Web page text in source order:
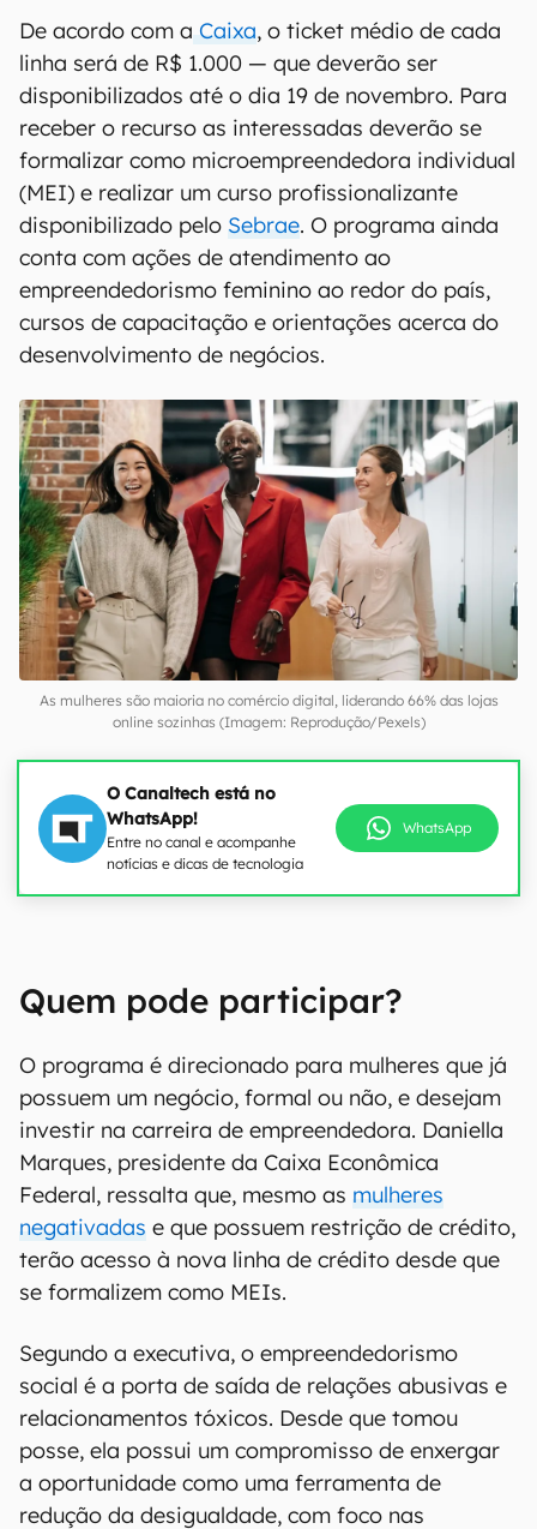
De acordo com a Caixa, o ticket médio de cada
linha será de R$ 1.000 — que deverão ser
disponibilizados até o dia 19 de novembro. Para
receber o recurso as interessadas deverão se
formalizar como microempreendedora individual
(MEI) e realizar um curso profissionalizante
disponibilizado pelo Sebrae. O programa ainda
conta com ações de atendimento ao
empreendedorismo feminino ao redor do país,
cursos de capacitação e orientações acerca do
desenvolvimento de negócios.
As mulheres são maioria no comércio digital, liderando 66% das lojas
online sozinhas (Imagem: Reprodução/Pexels)
O Canaltech está no
WhatsApp!
Entre no canal e acompanhe
notícias e dicas de tecnologia
WhatsApp
Quem pode participar?
O programa é direcionado para mulheres que já
possuem um negócio, formal ou não, e desejam
investir na carreira de empreendedora. Daniella
Marques, presidente da Caixa Econômica
Federal, ressalta que, mesmo as mulheres
negativadas e que possuem restrição de crédito,
terão acesso à nova linha de crédito desde que
se formalizem como MEIs.
Segundo a executiva, o empreendedorismo
social é a porta de saída de relações abusivas e
relacionamentos tóxicos. Desde que tomou
posse, ela possui um compromisso de enxergar
a oportunidade como uma ferramenta de
redução da desigualdade, com foco nas